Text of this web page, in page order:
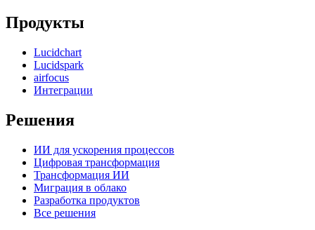
Продукты
Lucidchart
Lucidspark
airfocus
Интеграции
Решения
ИИ для ускорения процессов
Цифровая трансформация
Трансформация ИИ
Миграция в облако
Разработка продуктов
Все решения